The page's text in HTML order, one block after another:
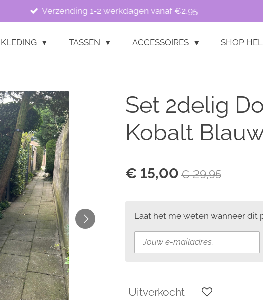
Verzending 1-2 werkdagen vanaf €2,95
KLEDING TASSEN ACCESSOIRES SHOP
Set 2delig
Kobalt
€ 15,00 € 29,95
Laat het me weten wanneer dit
Uitverkocht